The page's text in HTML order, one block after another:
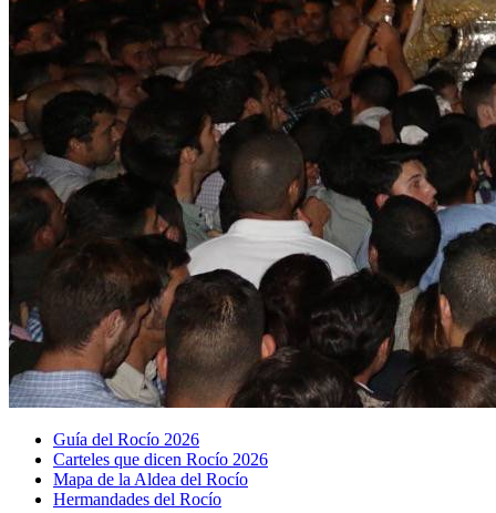
Guía del Rocío 2026
Carteles que dicen Rocío 2026
Mapa de la Aldea del Rocío
Hermandades del Rocío